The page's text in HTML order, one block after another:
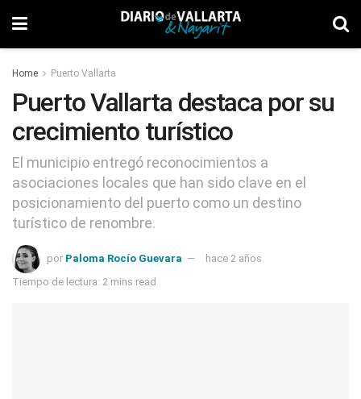
Home Puerto Vallarta
Puerto Vallarta destaca por su
crecimiento turístico
El municipio entregó reconocimientos a
asociaciones locales que han sido clave en el
posicionamiento del puerto como un destino
turístico de renombre.
por Paloma Rocío Guevara
hace 2 años
Tiempo de lectura: 2 mins read